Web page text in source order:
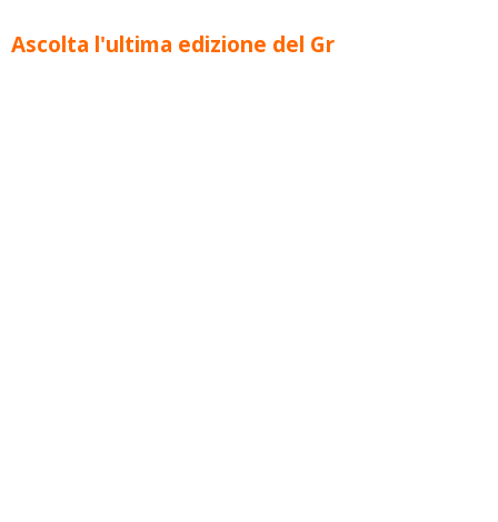
Ascolta l'ultima edizione del Gr